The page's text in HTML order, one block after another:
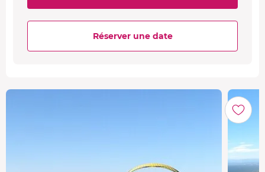
Réserver une date